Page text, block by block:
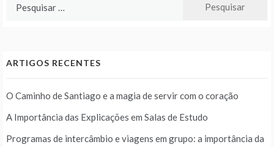
ARTIGOS RECENTES
O Caminho de Santiago e a magia de servir com o coração
A Importância das Explicações em Salas de Estudo
Programas de intercâmbio e viagens em grupo: a importância da